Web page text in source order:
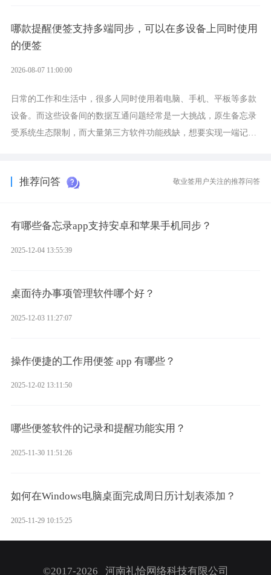
哪款提醒便签支持多端同步，可以在多设备上同时使用
的便签
2026-08-07 11:00:00
日常的工作和生活中，很多人同时使用着电脑、手机、平板等多款
设备。而这些设备间的数据互通问题经常是一大挑战，原生备忘录
受系统生态限制，而大量第三方软件功能残缺，想要实现一端记
推荐问答 敬业签用户关注的推荐问答
有哪些备忘录app支持安卓和苹果手机同步？
2025-12-04 13:55:39
桌面待办事项管理软件哪个好？
2025-12-03 11:27:07
操作便捷的工作用便签 app 有哪些？
2025-12-02 13:11:50
哪些便签软件的记录和提醒功能实用？
2025-11-30 11:51:26
如何在Windows电脑桌面完成周日历计划表添加？
2025-11-29 10:15:25
©2017-2026 河南礼恰网络科技有限公司